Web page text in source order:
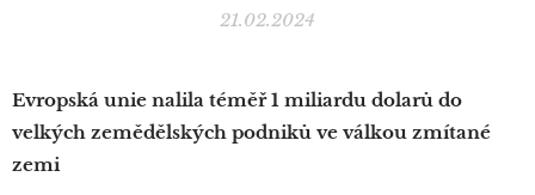
21.02.2024
Evropská unie nalila téměř 1 miliardu dolarů do
velkých zemědělských podniků ve válkou zmítané
zemi